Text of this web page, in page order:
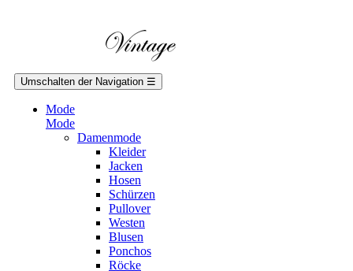
Umschalten der Navigation ☰
Mode
Mode
Damenmode
Kleider
Jacken
Hosen
Schürzen
Pullover
Westen
Blusen
Ponchos
Röcke